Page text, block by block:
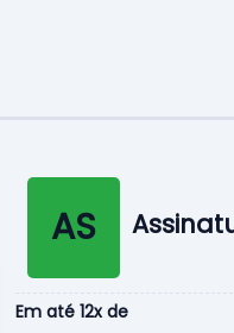
AS
Em até 12x de